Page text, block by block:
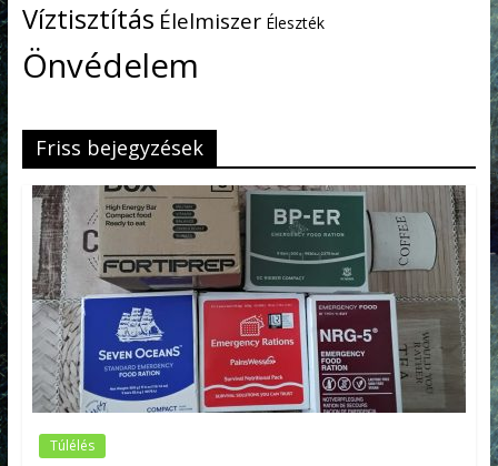
Víztisztítás Élelmiszer Éleszték
Önvédelem
Friss bejegyzések
Túlélés